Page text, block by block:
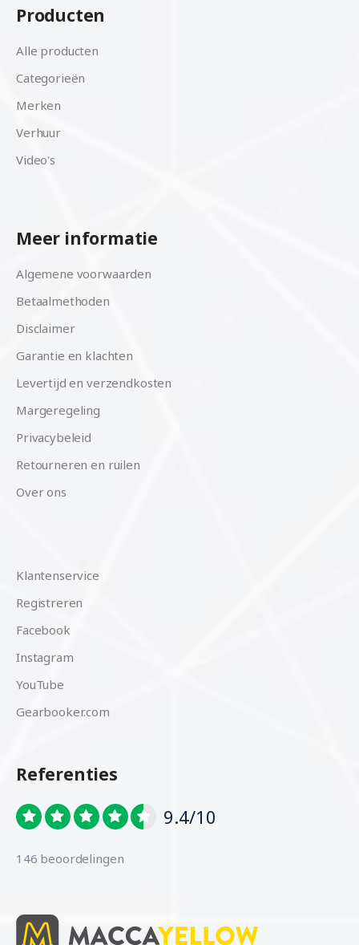
Producten
Alle producten
Categorieën
Merken
Verhuur
Video's
Meer informatie
Algemene voorwaarden
Betaalmethoden
Disclaimer
Garantie en klachten
Levertijd en verzendkosten
Margeregeling
Privacybeleid
Retourneren en ruilen
Over ons
Klantenservice
Registreren
Facebook
Instagram
YouTube
Gearbooker.com
Referenties
9.4/10
146 beoordelingen